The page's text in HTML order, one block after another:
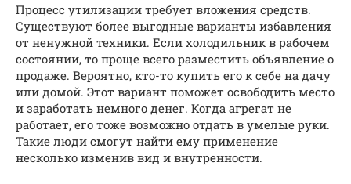
Процесс утилизации требует вложения средств.
Существуют более выгодные варианты избавления
от ненужной техники. Если холодильник в рабочем
состоянии, то проще всего разместить объявление о
продаже. Вероятно, кто-то купить его к себе на дачу
или домой. Этот вариант поможет освободить место
и заработать немного денег. Когда агрегат не
работает, его тоже возможно отдать в умелые руки.
Такие люди смогут найти ему применение
несколько изменив вид и внутренности.